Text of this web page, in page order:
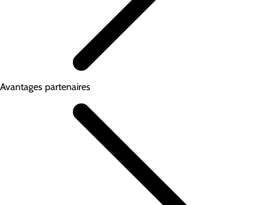
Avantages partenaires